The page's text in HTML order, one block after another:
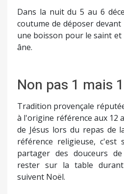
Dans la nuit du 5 au 6
coutume de déposer
une boisson pour le saint
âne.
Non pas 1 mais
Tradition provençale
à l'origine référence aux 12
de Jésus lors du repas de
référence religieuse, c'est
partager des douceurs
rester sur la table
suivent Noël.